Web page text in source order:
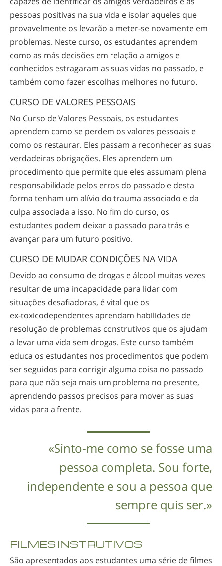
pessoas positivas na sua vida e isolar aqueles que
provavelmente os levarão a meter-se novamente em
problemas. Neste curso, os estudantes aprendem
como as más decisões em relação a amigos e
conhecidos estragaram as suas vidas no passado, e
também como fazer escolhas melhores no futuro.
CURSO DE VALORES PESSOAIS
No Curso de Valores Pessoais, os estudantes
aprendem como se perdem os valores pessoais e
como os restaurar. Eles passam a reconhecer as suas
verdadeiras obrigações. Eles aprendem um
procedimento que permite que eles assumam plena
responsabilidade pelos erros do passado e desta
forma tenham um alívio do trauma associado e da
culpa associada a isso. No fim do curso, os
estudantes podem deixar o passado para trás e
avançar para um futuro positivo.
CURSO DE MUDAR CONDIÇÕES NA VIDA
Devido ao consumo de drogas e álcool muitas vezes
resultar de uma incapacidade para lidar com
situações desafiadoras, é vital que os
ex-toxicodependentes aprendam habilidades de
resolução de problemas construtivos que os ajudam
a levar uma vida sem drogas. Este curso também
educa os estudantes nos procedimentos que podem
ser seguidos para corrigir alguma coisa no passado
para que não seja mais um problema no presente,
aprendendo passos precisos para mover as suas
vidas para a frente.
«Sinto-me como se fosse uma
pessoa completa. Sou forte,
independente e sou a pessoa que
sempre quis ser.»
FILMES INSTRUTIVOS
São apresentados aos estudantes uma série de filmes